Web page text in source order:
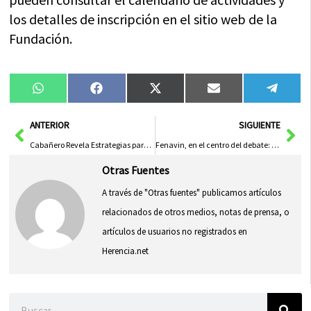
los detalles de inscripción en el sitio web de la
Fundación.
Compartir
en
WhatsAppCompartir
en
FacebookCompartir
en
X
(Twitter)
Compartir
en
Email
en
AntANTERIOR
Cabañero Revela Estrategias para Revitalizar el Turismo en Letur con Campañas de Promoción de la Diputación de Albacete
SIGUIENTE
Fenavin, en el centro del debate: el Gobierno de Castilla-La Mancha advierte sobre los cambios en la feria
Otras Fuentes
A través de "Otras fuentes" publicamos artículos
relacionados de otros medios, notas de prensa, o
artículos de usuarios no registrados en
Herencia.net